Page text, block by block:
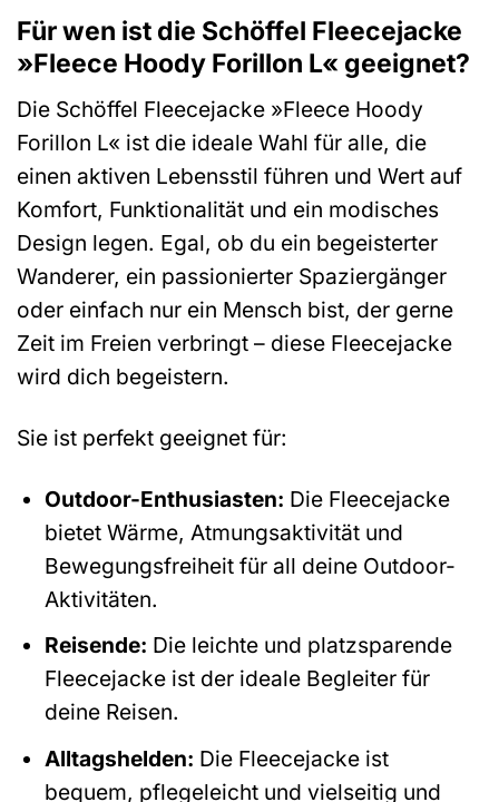
Für wen ist die Schöffel Fleecejacke
»Fleece Hoody Forillon L« geeignet?
Die Schöffel Fleecejacke »Fleece Hoody
Forillon L« ist die ideale Wahl für alle, die
einen aktiven Lebensstil führen und Wert auf
Komfort, Funktionalität und ein modisches
Design legen. Egal, ob du ein begeisterter
Wanderer, ein passionierter Spaziergänger
oder einfach nur ein Mensch bist, der gerne
Zeit im Freien verbringt – diese Fleecejacke
wird dich begeistern.
Sie ist perfekt geeignet für:
Outdoor-Enthusiasten: Die Fleecejacke
bietet Wärme, Atmungsaktivität und
Bewegungsfreiheit für all deine Outdoor-
Aktivitäten.
Reisende: Die leichte und platzsparende
Fleecejacke ist der ideale Begleiter für
deine Reisen.
Alltagshelden: Die Fleecejacke ist
bequem, pflegeleicht und vielseitig und